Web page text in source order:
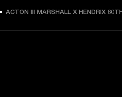
ACTON III MARSHALL X HENDRIX